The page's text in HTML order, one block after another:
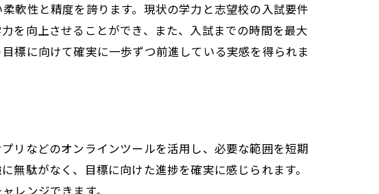
軟性と精度を誇ります。現状の学力と志望校の入試要件
を向上させることができ、また、入試までの時間を最大
標に向けて確実に一歩ずつ前進している実感を得られま
リなどのオンラインツールを活用し、必要な範囲を短期
駄がなく、目標に向けた進捗を確実に感じられます。
レンジできます。